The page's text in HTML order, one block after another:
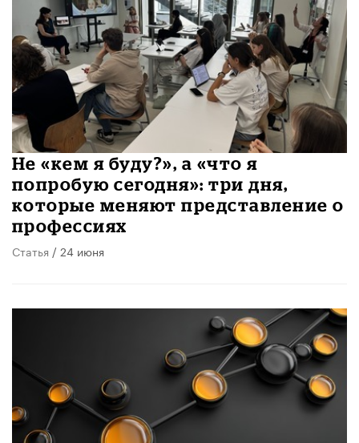
Не «кем я буду?», а «что я
попробую сегодня»: три дня,
которые меняют представление о
профессиях
Статья / 24 июня